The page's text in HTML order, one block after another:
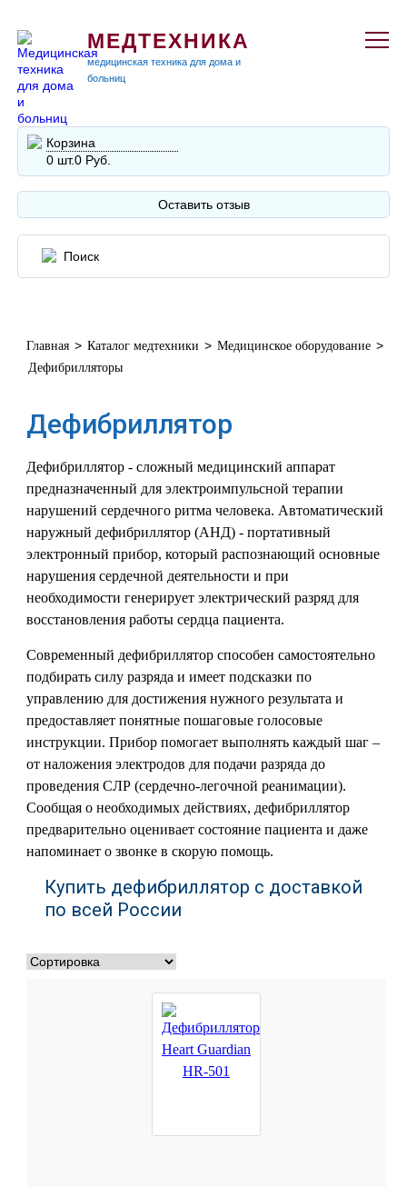
МЕДТЕХНИКА
медицинская техника для дома и
больниц
Корзина
0 шт.0 Руб.
Оставить отзыв
Главная > Каталог медтехники > Медицинское оборудование >
Дефибрилляторы
Дефибриллятор
Дефибриллятор - сложный медицинский аппарат
предназначенный для электроимпульсной терапии
нарушений сердечного ритма человека. Автоматический
наружный дефибриллятор (АНД) - портативный
электронный прибор, который распознающий основные
нарушения сердечной деятельности и при
необходимости генерирует электрический разряд для
восстановления работы сердца пациента.
Современный дефибриллятор способен самостоятельно
подбирать силу разряда и имеет подсказки по
управлению для достижения нужного результата и
предоставляет понятные пошаговые голосовые
инструкции. Прибор помогает выполнять каждый шаг –
от наложения электродов для подачи разряда до
проведения СЛР (сердечно-легочной реанимации).
Сообщая о необходимых действиях, дефибриллятор
предварительно оценивает состояние пациента и даже
напоминает о звонке в скорую помощь.
Купить дефибриллятор с доставкой
по всей России